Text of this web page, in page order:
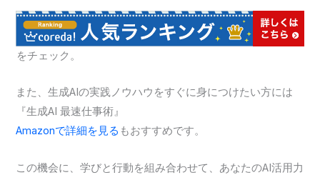
をチェック。
また、生成AIの実践ノウハウをすぐに身につけたい方には
『生成AI 最速仕事術』
Amazonで詳細を見る もおすすめです。
この機会に、学びと行動を組み合わせて、あなたのAI活用力